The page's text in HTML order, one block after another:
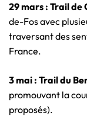
29 mars : Trail de
de-Fos avec
traversant des
France.
3 mai : Trail du
promouvant la
proposés).